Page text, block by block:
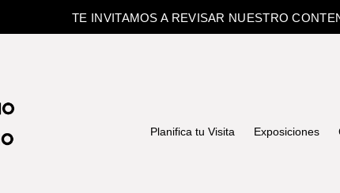
TE INVITAMOS A REVISAR NUESTRO
Planifica tu Visita Exposiciones